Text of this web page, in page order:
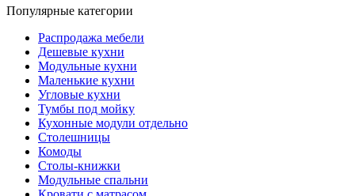
Популярные категории
Распродажа мебели
Дешевые кухни
Модульные кухни
Маленькие кухни
Угловые кухни
Тумбы под мойку
Кухонные модули отдельно
Столешницы
Комоды
Столы-книжки
Модульные спальни